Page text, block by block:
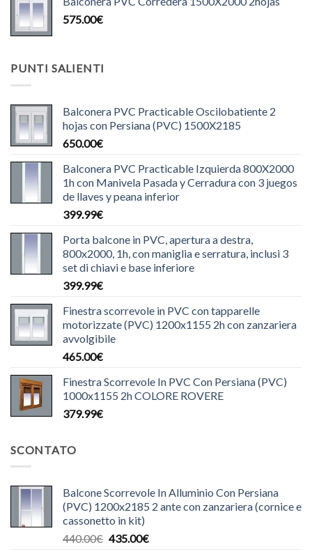
575.00€
PUNTI SALIENTI
Balconera PVC Practicable Oscilobatiente 2
hojas con Persiana (PVC) 1500X2185
650.00€
Balconera PVC Practicable Izquierda 800X2000
1h con Manivela Pasada y Cerradura con 3 juegos
de llaves y peana inferior
399.99€
Porta balcone in PVC, apertura a destra,
800x2000, 1h, con maniglia e serratura, inclusi 3
set di chiavi e base inferiore
399.99€
Finestra scorrevole in PVC con tapparelle
motorizzate (PVC) 1200x1155 2h con zanzariera
avvolgibile
465.00€
Finestra Scorrevole In PVC Con Persiana (PVC)
1000x1155 2h COLORE ROVERE
379.99€
SCONTATO
Balcone Scorrevole In Alluminio Con Persiana
(PVC) 1200x2185 2 ante con zanzariera (cornice e
cassonetto in kit)
440.00€ Il
435.00€Il